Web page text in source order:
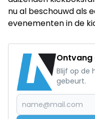
nu al beschouwd als
evenementen in de
Blijf op de
gebeurt.